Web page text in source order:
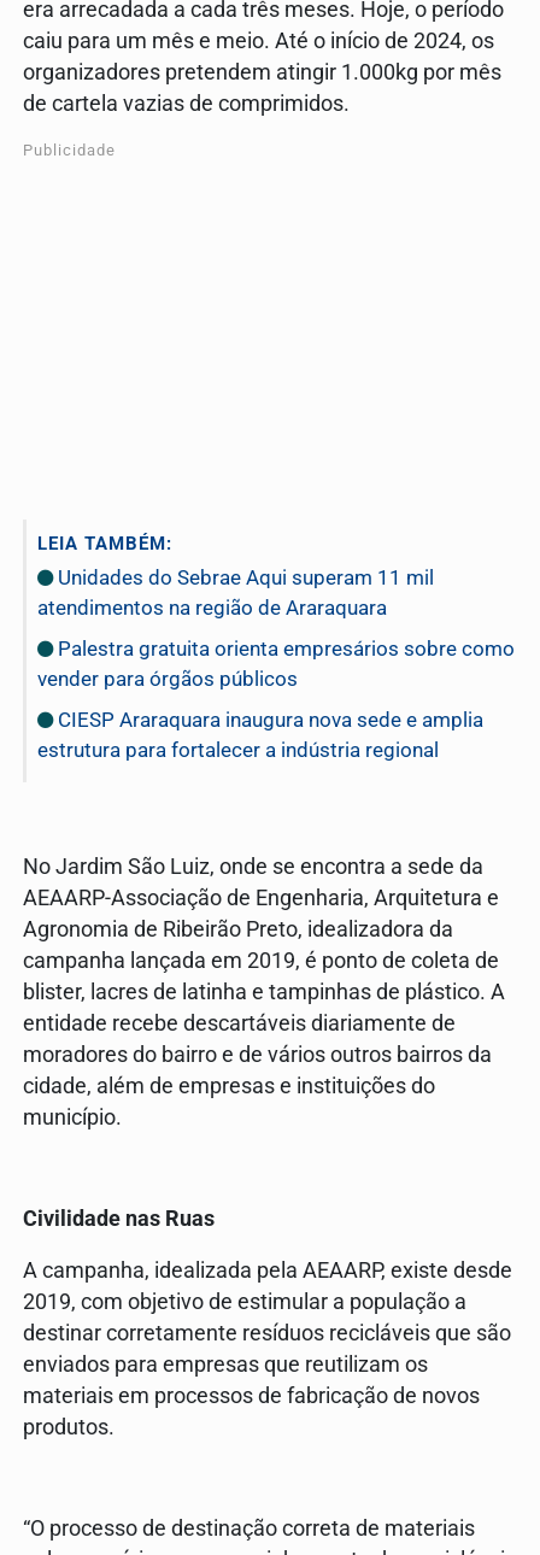
era arrecadada a cada três meses. Hoje, o período
caiu para um mês e meio. Até o início de 2024, os
organizadores pretendem atingir 1.000kg por mês
de cartela vazias de comprimidos.
Publicidade
LEIA TAMBÉM:
Unidades do Sebrae Aqui superam 11 mil
atendimentos na região de Araraquara
Palestra gratuita orienta empresários sobre como
vender para órgãos públicos
CIESP Araraquara inaugura nova sede e amplia
estrutura para fortalecer a indústria regional
No Jardim São Luiz, onde se encontra a sede da
AEAARP-Associação de Engenharia, Arquitetura e
Agronomia de Ribeirão Preto, idealizadora da
campanha lançada em 2019, é ponto de coleta de
blister, lacres de latinha e tampinhas de plástico. A
entidade recebe descartáveis diariamente de
moradores do bairro e de vários outros bairros da
cidade, além de empresas e instituições do
município.
Civilidade nas Ruas
A campanha, idealizada pela AEAARP, existe desde
2019, com objetivo de estimular a população a
destinar corretamente resíduos recicláveis que são
enviados para empresas que reutilizam os
materiais em processos de fabricação de novos
produtos.
“O processo de destinação correta de materiais